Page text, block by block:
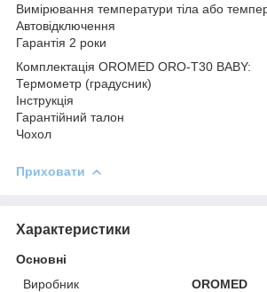
Вимірювання температури тіла або
Автовідключення
Гарантія 2 роки
Комплектація OROMED ORO-T30 BABY:
Термометр (градусник)
Інструкція
Гарантійний талон
Чохол
Приховати
Характеристики
Основні
Виробник
OROMED